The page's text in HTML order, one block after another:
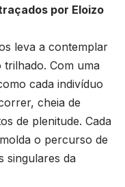
por Eloizo
leva a contemplar
trilhado. Com uma
cada indivíduo
cheia de
de plenitude. Cada
o percurso de
singulares da